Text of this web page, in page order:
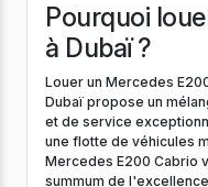
Pourquoi
à Dubaï ?
Louer un Mercedes
Dubaï propose un
et de service
une flotte de véhicules
Mercedes E200 Cabrio
summum de